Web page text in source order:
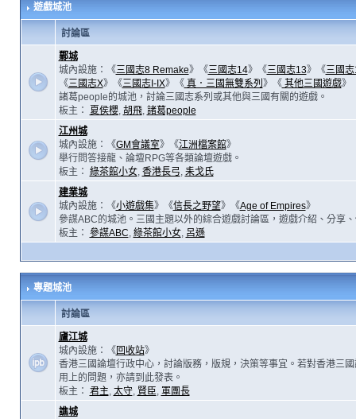
遊戲城池
討論區
鄴城
城內設施：《三國志8 Remake》《三國志14》《三國志13》《三國
《三國志X》《三國志I-IX》《真．三國無雙系列 》《其他三國遊戲》
諸葛people的城池，討論三國志系列或其他與三國有關的遊戲。
板主：
夏侯櫻, 胡飛, 諸葛people
江州城
城內設施：《GM會議室》《江洲檔案館》
舉行問答接龍、論壇RPG等各類論壇遊戲。
板主： 綠茶館小女, 香港長弓, 耒戈氏
建業城
城內設施：《小遊戲集》《信長之野望》《Age of Empires》
參謀ABC的城池。三國主題以外的綜合遊戲討論區，遊戲介紹、分享
板主： 參謀ABC, 綠茶館小女, 呂遜
專題城池
討論區
廬江城
城內設施：《回收站》
香港三國論壇行政中心，討論版務，版規，決策等事宜。若對香港三
用上的問題，亦請到此發表。
板主： 君主, 太守, 賢臣, 軍團長
譙城